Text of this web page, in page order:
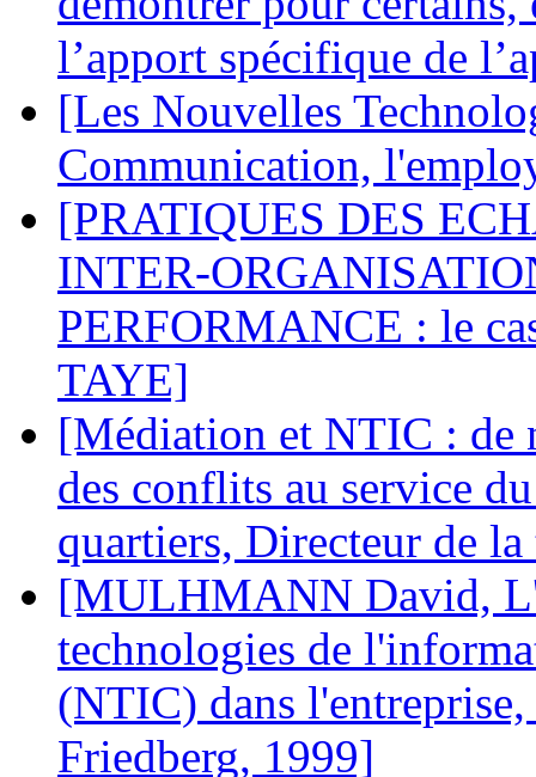
l’apport spécifique de
[Les Nouvelles
Communication,
[PRATIQUES DES
INTER-
PERFORMANCE : le
TAYE]
[Médiation et NTIC : de
des conflits au service
quartiers, Directeur de
[MULHMANN David,
technologies de
(NTIC) dans
Friedberg, 1999]